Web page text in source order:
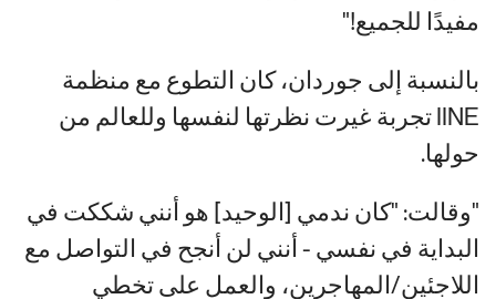
مفيدًا للجميع!"
بالنسبة إلى جوردان، كان التطوع مع منظمة
IINE تجربة غيرت نظرتها لنفسها وللعالم من
حولها.
"وقالت: "كان ندمي [الوحيد] هو أنني شككت في
البداية في نفسي - أنني لن أنجح في التواصل مع
اللاجئين/المهاجرين، والعمل على تخطي